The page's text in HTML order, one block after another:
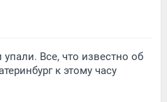
упали. Все, что известно об
к этому часу